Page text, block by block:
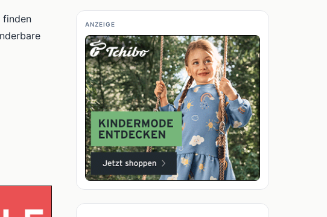
ANZEIGE
finden